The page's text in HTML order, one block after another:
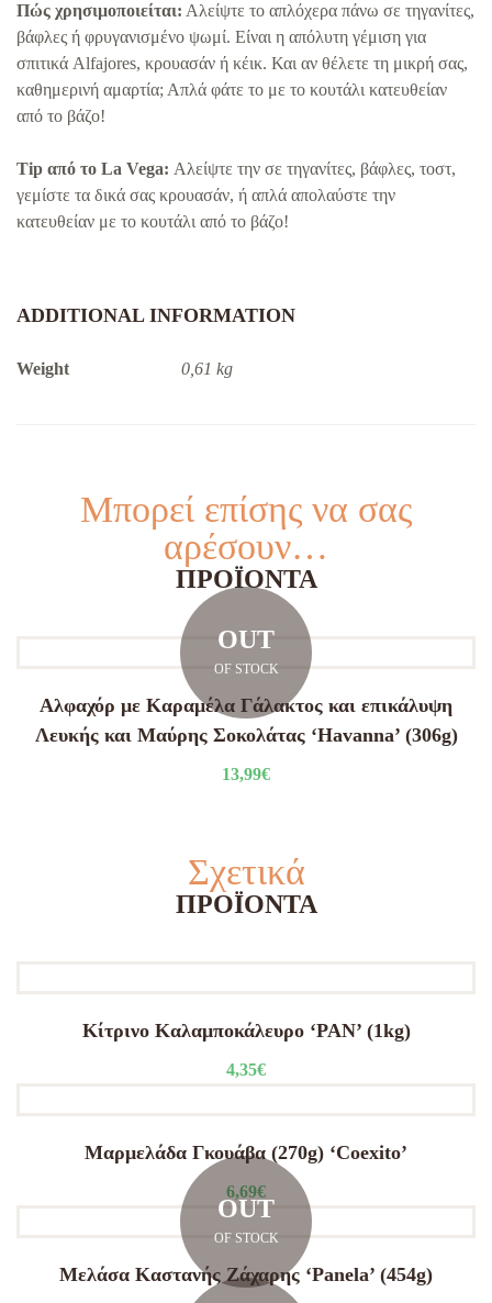
Πώς χρησιμοποιείται: Αλείψτε το απλόχερα πάνω σε τηγανίτες,
βάφλες ή φρυγανισμένο ψωμί. Είναι η απόλυτη γέμιση για
σπιτικά Alfajores, κρουασάν ή κέικ. Και αν θέλετε τη μικρή σας,
καθημερινή αμαρτία; Απλά φάτε το με το κουτάλι κατευθείαν
από το βάζο!
Tip από το La Vega: Αλείψτε την σε τηγανίτες, βάφλες, τοστ,
γεμίστε τα δικά σας κρουασάν, ή απλά απολαύστε την
κατευθείαν με το κουτάλι από το βάζο!
ADDITIONAL INFORMATION
Weight 0,61 kg
Μπορεί επίσης να σας
αρέσουν…
ΠΡΟΪΌΝΤΑ
OUT
OF STOCK
Αλφαχόρ με Καραμέλα Γάλακτος και επικάλυψη
Λευκής και Μαύρης Σοκολάτας ‘Havanna’ (306g)
13,99€
Σχετικά
ΠΡΟΪΌΝΤΑ
Κίτρινο Καλαμποκάλευρο ‘PAN’ (1kg)
4,35€
Μαρμελάδα Γκουάβα (270g) ‘Coexito’
6,69€
OUT
OF STOCK
Μελάσα Καστανής Ζάχαρης ‘Panela’ (454g)